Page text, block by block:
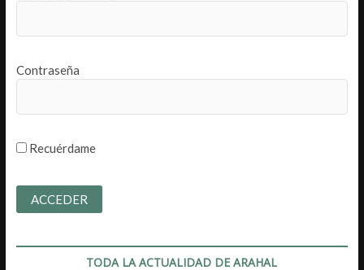
Contraseña
Recuérdame
TODA LA ACTUALIDAD DE ARAHAL